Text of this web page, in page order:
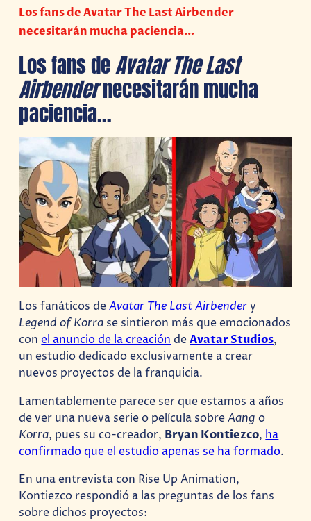
Los fans de Avatar The Last Airbender
necesitarán mucha paciencia…
Los fans deAvatar The Last
Airbendernecesitarán mucha
paciencia…
Los fanáticos deAvatar The Last Airbendery
Legend of Korra se sintieron más que emocionados
conel anuncio de la creacióndeAvatar Studios,
un estudio dedicado exclusivamente a crear
nuevos proyectos de la franquicia.
Lamentablemente parece ser que estamos a años
de ver una nueva serie o película sobreAango
Korra, pues su co-creador, Bryan Kontiezco, ha
confirmado que el estudio apenas se ha formado.
En una entrevista con Rise Up Animation,
Kontiezco respondió a las preguntas de los fans
sobre dichos proyectos: